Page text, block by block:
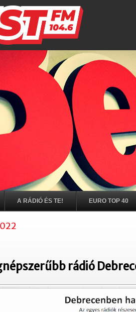
A RÁDIÓ ÉS TE! EURO TOP 40
rádió